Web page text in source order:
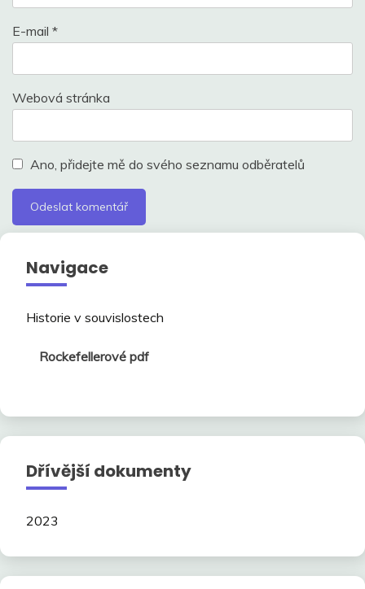
E-mail *
Webová stránka
Ano, přidejte mě do svého seznamu odběratelů
Navigace
Historie v souvislostech
Rockefellerové pdf
Dřívější dokumenty
2023